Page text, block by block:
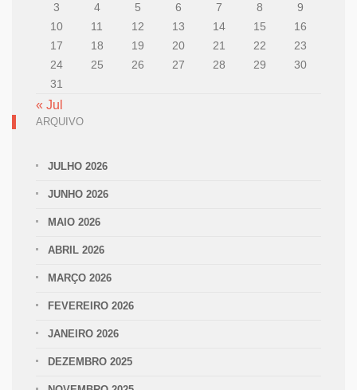
3
4 5 6 7 8
9
10
11 12 13 14 15
16
17
18 19 20 21 22
23
24
25 26 27 28 29
30
31
« Jul
ARQUIVO
JULHO 2026
JUNHO 2026
MAIO 2026
ABRIL 2026
MARÇO 2026
FEVEREIRO 2026
JANEIRO 2026
DEZEMBRO 2025